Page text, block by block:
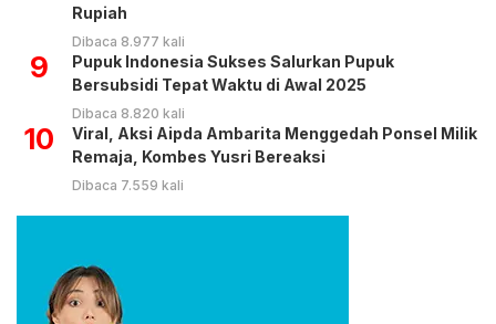
Rupiah
Dibaca 8.977 kali
9
Pupuk Indonesia Sukses Salurkan Pupuk
Bersubsidi Tepat Waktu di Awal 2025
Dibaca 8.820 kali
10
Viral, Aksi Aipda Ambarita Menggedah Ponsel Milik
Remaja, Kombes Yusri Bereaksi
Dibaca 7.559 kali